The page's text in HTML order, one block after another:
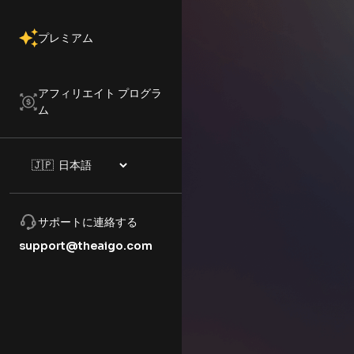
プレミアム
アフィリエイト プログラ
ム
サポートに連絡する
support@theaigo.com